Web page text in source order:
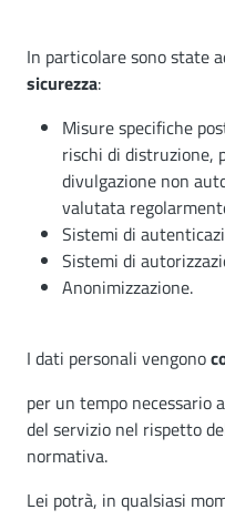
In particolare sono state
sicurezza:
Misure specifiche
rischi di distruzione,
divulgazione non
valutata
Sistemi di
Sistemi di
Anonimizzazione.
I dati personali vengono
per un tempo necessario
del servizio nel rispetto
normativa.
Lei potrà, in qualsiasi